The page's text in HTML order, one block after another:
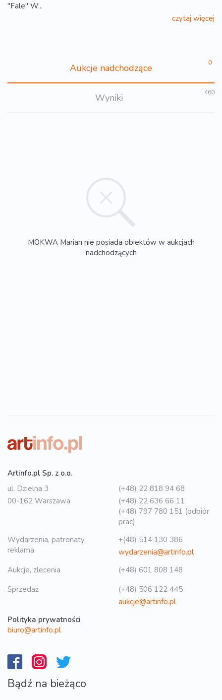
"Fale" W...
czytaj więcej
Aukcje nadchodzące 0
Wyniki 460
MOKWA Marian nie posiada obiektów w aukcjach
nadchodzących
Artinfo.pl Sp. z o.o.
ul. Dzielna 3
00-162 Warszawa
(+48) 22 818 94 68
(+48) 22 636 66 11
(+48) 797 780 151 (odbiór
prac)
Wydarzenia, patronaty,
reklama
+(48) 514 130 386
wydarzenia@artinfo.pl
Aukcje, zlecenia
(+48) 601 808 148
Sprzedaż
(+48) 506 122 445
aukcje@artinfo.pl
Polityka prywatności
biuro@artinfo.pl
Bądź na bieżąco